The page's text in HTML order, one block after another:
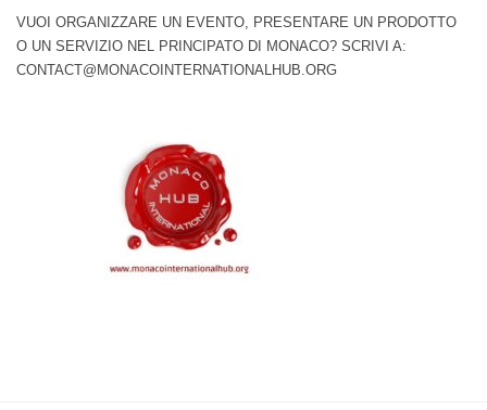
VUOI ORGANIZZARE UN EVENTO, PRESENTARE UN PRODOTTO
O UN SERVIZIO NEL PRINCIPATO DI MONACO? SCRIVI A:
CONTACT@MONACOINTERNATIONALHUB.ORG